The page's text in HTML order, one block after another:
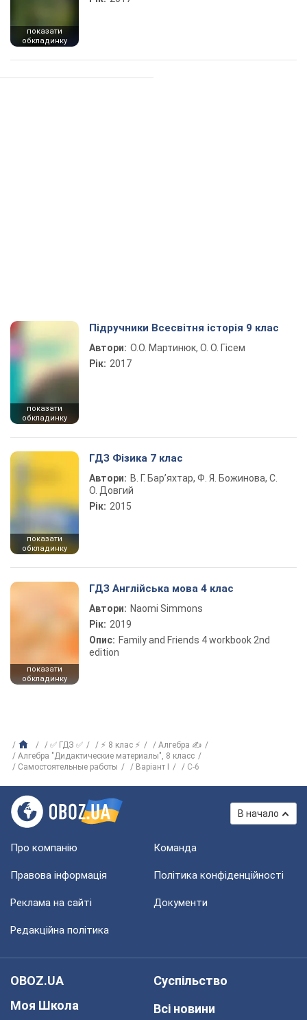
показати
обкладинку
показати
обкладинку
Підручники Всесвітня історія 9 клас
Автори: О.О. Мартинюк, О. О. Гісем
Рік: 2017
показати
обкладинку
ГДЗ Фізика 7 клас
Автори: В. Г. Бар’яхтар, Ф. Я. Божинова, С.
О. Довгий
Рік: 2015
показати
обкладинку
ГДЗ Англійська мова 4 клас
Автори: Naomi Simmons
Рік: 2019
Опис: Family and Friends 4 workbook 2nd
edition
✅ ГДЗ ✅ ⚡ 8 клас ⚡
Алгебра ✍
Алгебра "Дидактические материалы", 8 класс
Самостоятельные работы
Варіант I C-6
В начало
Про компанію Команда
Правова інформація Політика конфіденційності
Реклама на сайті Документи
Редакційна політика
OBOZ.UA
Моя Школа
Суспільство
Всі новини